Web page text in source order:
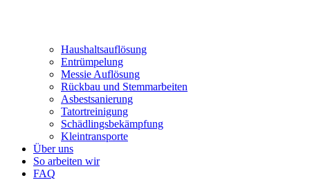
Haushaltsauflösung
Entrümpelung
Messie Auflösung
Rückbau und Stemmarbeiten
Asbestsanierung
Tatortreinigung
Schädlingsbekämpfung
Kleintransporte
Über uns
So arbeiten wir
FAQ